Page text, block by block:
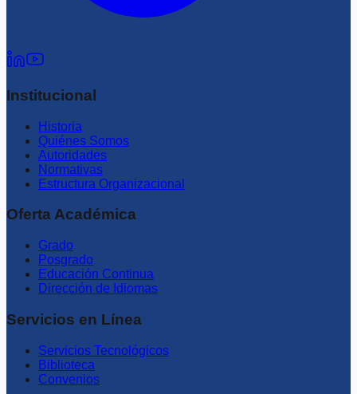
Institucional
Historia
Quiénes Somos
Autoridades
Normativas
Estructura Organizacional
Oferta Académica
Grado
Posgrado
Educación Continua
Dirección de Idiomas
Servicios en Línea
Servicios Tecnológicos
Biblioteca
Convenios